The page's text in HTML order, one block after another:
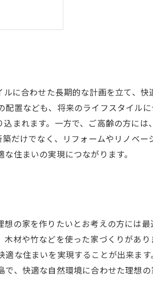
ルに合わせた長期的な計画を立て、
置なども、将来のライフスタイル
まれます。一方で、ご高齢の方には
築だけでなく、リフォームやリノベー
住まいの実現につながります。
の家を作りたいとお考えの方には最
材や竹などを使った家づくりがあり
な住まいを実現することが出来ま
、快適な自然環境に合わせた理想